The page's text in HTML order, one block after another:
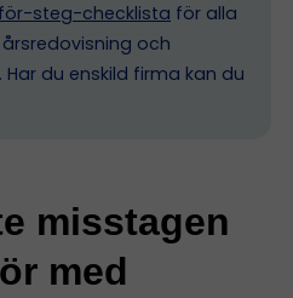
steg-checklista för alla
och
du enskild firma kan du
misstagen
med